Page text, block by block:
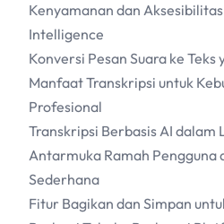
Kenyamanan dan
Intelligence
Konversi Pesan Suara ke Teks
Manfaat Transkripsi untuk
Profesional
Transkripsi Berbasis AI dalam
Antarmuka Ramah Pengguna
Sederhana
Fitur Bagikan dan Simpan